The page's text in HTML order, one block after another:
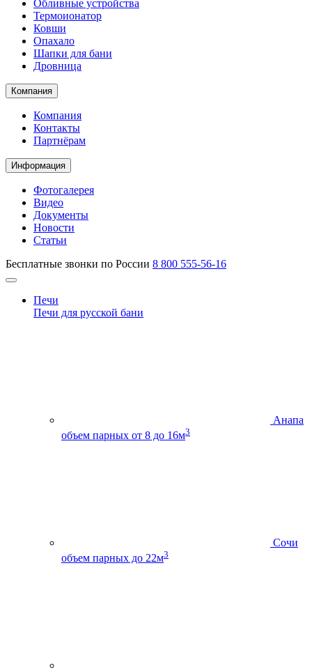
Обливные устройства
Термоионатор
Ковши
Опахало
Шапки для бани
Дровница
Компания
Компания
Контакты
Партнёрам
Информация
Фотогалерея
Видео
Документы
Новости
Статьи
Бесплатные звонки по России 8 800 555-56-16
Печи
Печи для русской бани
Анапа
объем парных от 8 до 16м3
Сочи
объем парных до 22м3